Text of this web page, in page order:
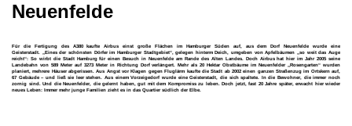
Neuenfelde
Für die Fertigung des A380 kaufte Airbus einst große Flächen im Hamburger Süden auf, aus dem Dorf Neuenfelde wurde eine
Geisterstadt.
„Eines der schönsten Dörfer im Hamburger Stadtgebiet“, gelegen hinterm Deich, umgeben von Apfelbäumen „so weit das Auge
reicht“: So wirbt die Stadt Hamburg für einen Besuch in Neuenfelde am Rande des Alten Landes. Doch Airbus hat hier im Jahr 2005 seine
Landebahn von 589 Meter auf 3273 Meter in Richtung Dorf verlängert. Mehr als 20 Hektar Obstbäume im Neuenfelder „Rosengarten“ wurden
planiert, mehrere Häuser abgerissen.Aus Angst vor Klagen gegen Fluglärm kaufte die Stadt ab 2002 einen ganzen Straßenzug im Ortskern auf,
67 Gebäude – und ließ sie leer stehen. Aus einem Vorzeigedorf wurde eine Geisterstadt, die sich spaltete. In die Bewohner, die immer noch
zornig sind. Und die Neuenfelder, die gelernt haben, gut mit dem Kompromiss zu leben. Doch jetzt, fast 20 Jahre später, erwacht hier wieder
neues Leben: Immer mehr junge Familien zieht es in das Quartier südlich der Elbe.